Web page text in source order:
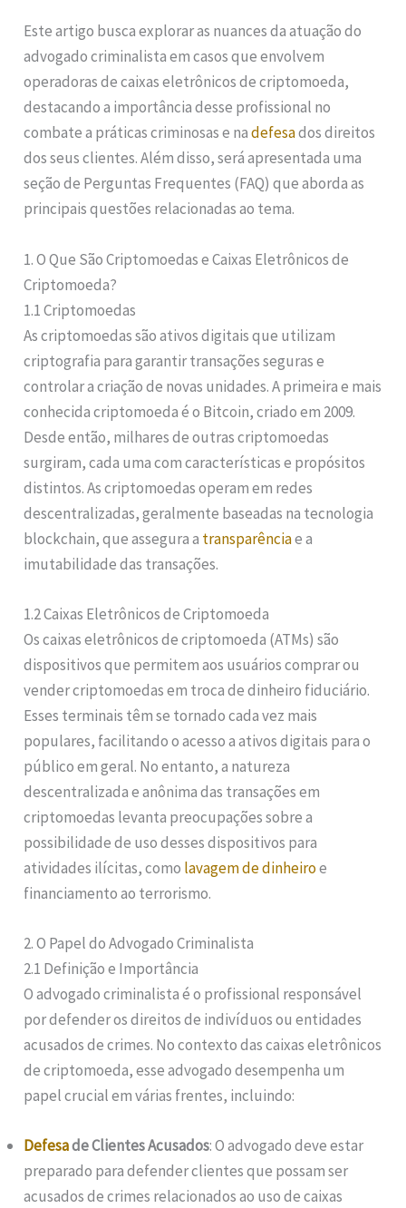
Este artigo busca explorar as nuances da atuação do
advogado criminalista em casos que envolvem
operadoras de caixas eletrônicos de criptomoeda,
destacando a importância desse profissional no
combate a práticas criminosas e nadefesados direitos
dos seus clientes. Além disso, será apresentada uma
seção de Perguntas Frequentes (FAQ) que aborda as
principais questões relacionadas ao tema.
1. O Que São Criptomoedas e Caixas Eletrônicos de
Criptomoeda?
1.1 Criptomoedas
As criptomoedas são ativos digitais que utilizam
criptografia para garantir transações seguras e
controlar a criação de novas unidades. A primeira e mais
conhecida criptomoeda é o Bitcoin, criado em 2009.
Desde então, milhares de outras criptomoedas
surgiram, cada uma com características e propósitos
distintos. As criptomoedas operam em redes
descentralizadas, geralmente baseadas na tecnologia
blockchain, que assegura a transparênciae a
imutabilidade das transações.
1.2 Caixas Eletrônicos de Criptomoeda
Os caixas eletrônicos de criptomoeda (ATMs) são
dispositivos que permitem aos usuários comprar ou
vender criptomoedas em troca de dinheiro fiduciário.
Esses terminais têm se tornado cada vez mais
populares, facilitando o acesso a ativos digitais para o
público em geral. No entanto, a natureza
descentralizada e anônima das transações em
criptomoedas levanta preocupações sobre a
possibilidade de uso desses dispositivos para
atividades ilícitas, como lavagem de dinheiroe
financiamento ao terrorismo.
2. O Papel do Advogado Criminalista
2.1 Definição e Importância
O advogado criminalista é o profissional responsável
por defender os direitos de indivíduos ou entidades
acusados de crimes. No contexto das caixas eletrônicos
de criptomoeda, esse advogado desempenha um
papel crucial em várias frentes, incluindo:
Defesade Clientes Acusados: O advogado deve estar
preparado para defender clientes que possam ser
acusados de crimes relacionados ao uso de caixas